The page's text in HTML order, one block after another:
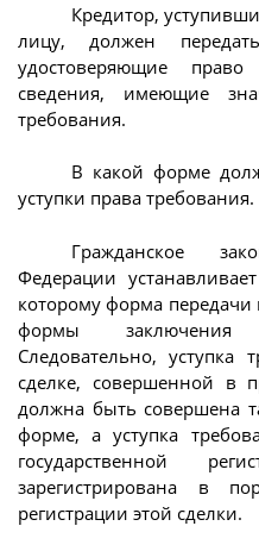
Кредитор,
лицу, должен
удостоверяющие
сведения, имеющие
требования.
В какой форме
уступки права требования.
Гражданское
Федерации
которому форма передачи
формы заключения
Следовательно, уступка
сделке, совершенной в
должна быть совершена
форме, а уступка
государственной
зарегистрирована в
регистрации этой сделки.